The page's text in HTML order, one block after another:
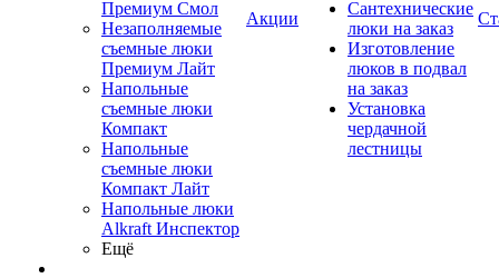
Премиум Смол
Незаполняемые
съемные люки
Премиум Лайт
Напольные
съемные люки
Компакт
Напольные
съемные люки
Компакт Лайт
Напольные люки
Alkraft Инспектор
Ещё
Акции
Сантехнические
люки на заказ
Изготовление
люков в подвал
на заказ
Установка
чердачной
лестницы